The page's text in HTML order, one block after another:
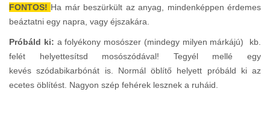
FONTOS! Ha már beszürkült az anyag, mindenképpen érdemes
beáztatni egy napra, vagy éjszakára.
Próbáld ki: a folyékony mosószer (mindegy milyen márkájú) kb.
felét helyettesítsd mosószódával! Tegyél mellé egy
kevés szódabikarbónát is. Normál öblítő helyett próbáld ki az
ecetes öblítést. Nagyon szép fehérek lesznek a ruháid.